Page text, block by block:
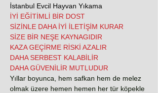
İstanbul Evcil Hayvan Yıkama
İYİ EĞİTİMLİ BİR DOST
SİZİNLE DAHA İYİ İLETİŞİM KURAR
SİZE BİR NEŞE KAYNAGIDIR
KAZA GEÇİRME RİSKİ AZALIR
DAHA SERBEST KALABİLİR
DAHA GÜVENİLİR MUTLUDUR
Yıllar boyunca, hem safkan hem de melez
olmak üzere hemen hemen her tür köpekle